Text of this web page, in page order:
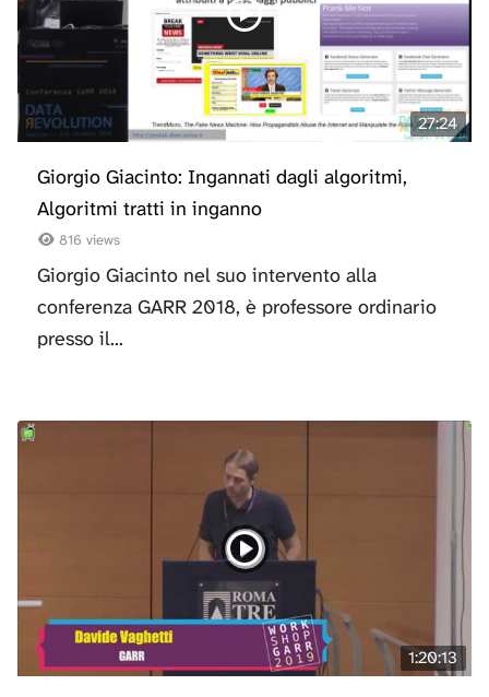
27:24
Giorgio Giacinto: Ingannati dagli algoritmi,
Algoritmi tratti in inganno
816 views
Giorgio Giacinto nel suo intervento alla
conferenza GARR 2018, è professore ordinario
presso il...
1:20:13